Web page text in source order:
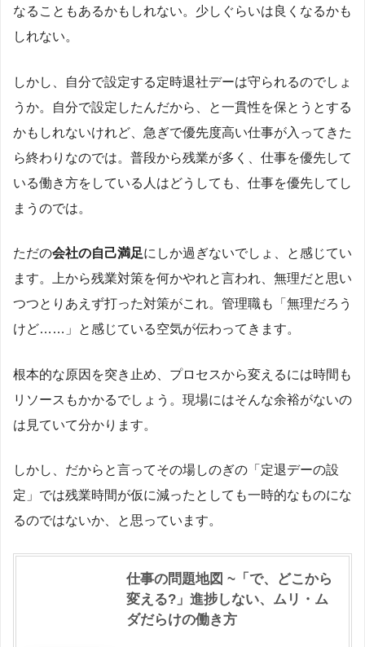
なることもあるかもしれない。少しぐらいは良くなるかも
しれない。
しかし、自分で設定する定時退社デーは守られるのでしょ
うか。自分で設定したんだから、と一貫性を保とうとする
かもしれないけれど、急ぎで優先度高い仕事が入ってきた
ら終わりなのでは。普段から残業が多く、仕事を優先して
いる働き方をしている人はどうしても、仕事を優先してし
まうのでは。
ただの会社の自己満足にしか過ぎないでしょ、と感じてい
ます。上から残業対策を何かやれと言われ、無理だと思い
つつとりあえず打った対策がこれ。管理職も「無理だろう
けど……」と感じている空気が伝わってきます。
根本的な原因を突き止め、プロセスから変えるには時間も
リソースもかかるでしょう。現場にはそんな余裕がないの
は見ていて分かります。
しかし、だからと言ってその場しのぎの「定退デーの設
定」では残業時間が仮に減ったとしても一時的なものにな
るのではないか、と思っています。
仕事の問題地図 ~「で、どこから
変える?」進捗しない、ムリ・ム
ダだらけの働き方